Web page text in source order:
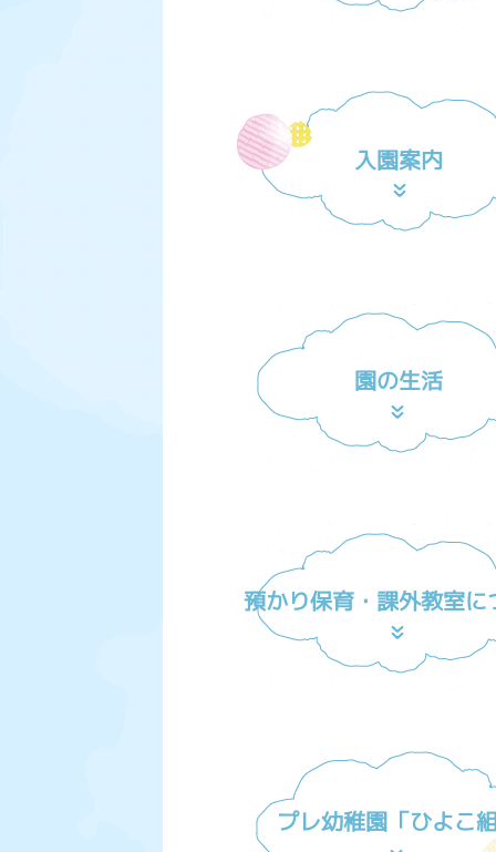
入園案内
園の生活
預かり保育・課外教室に
プレ幼稚園「ひよこ